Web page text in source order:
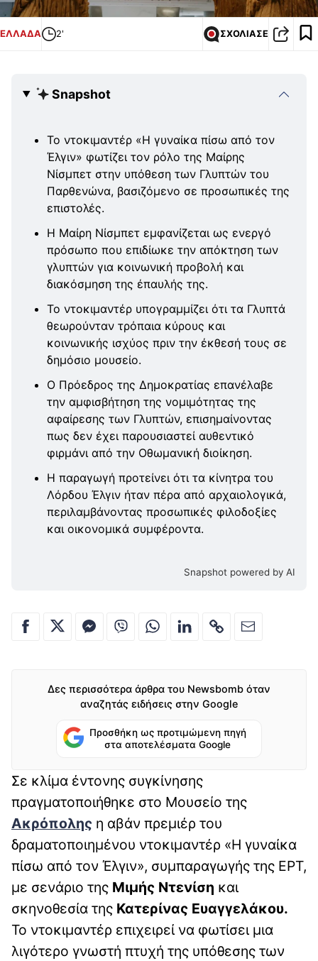
ΕΛΛΑΔΑ 2' ΣΧΟΛΙΑΣΕ
Snapshot
Το ντοκιμαντέρ «Η γυναίκα πίσω από τον
Έλγιν» φωτίζει τον ρόλο της Μαίρης
Νίσμπετ στην υπόθεση των Γλυπτών του
Παρθενώνα, βασιζόμενο σε προσωπικές της
επιστολές.
Η Μαίρη Νίσμπετ εμφανίζεται ως ενεργό
πρόσωπο που επιδίωκε την απόκτηση των
γλυπτών για κοινωνική προβολή και
διακόσμηση της έπαυλής της.
Το ντοκιμαντέρ υπογραμμίζει ότι τα Γλυπτά
θεωρούνταν τρόπαια κύρους και
κοινωνικής ισχύος πριν την έκθεσή τους σε
δημόσιο μουσείο.
Ο Πρόεδρος της Δημοκρατίας επανέλαβε
την αμφισβήτηση της νομιμότητας της
αφαίρεσης των Γλυπτών, επισημαίνοντας
πως δεν έχει παρουσιαστεί αυθεντικό
φιρμάνι από την Οθωμανική διοίκηση.
Η παραγωγή προτείνει ότι τα κίνητρα του
Λόρδου Έλγιν ήταν πέρα από αρχαιολογικά,
περιλαμβάνοντας προσωπικές φιλοδοξίες
και οικονομικά συμφέροντα.
Snapshot powered by AI
Δες περισσότερα άρθρα του Newsbomb όταν
αναζητάς ειδήσεις στην Google
Προσθήκη ως προτιμώμενη πηγή
στα αποτελέσματα Google
Σε κλίμα έντονης συγκίνησης
πραγματοποιήθηκε στο Μουσείο της
Ακρόπολης η αβάν πρεμιέρ του
δραματοποιημένου ντοκιμαντέρ «Η γυναίκα
πίσω από τον Έλγιν», συμπαραγωγής της ΕΡΤ,
με σενάριο της Μιμής Ντενίση και
σκηνοθεσία της Κατερίνας Ευαγγελάκου.
Το ντοκιμαντέρ επιχειρεί να φωτίσει μια
λιγότερο γνωστή πτυχή της υπόθεσης των